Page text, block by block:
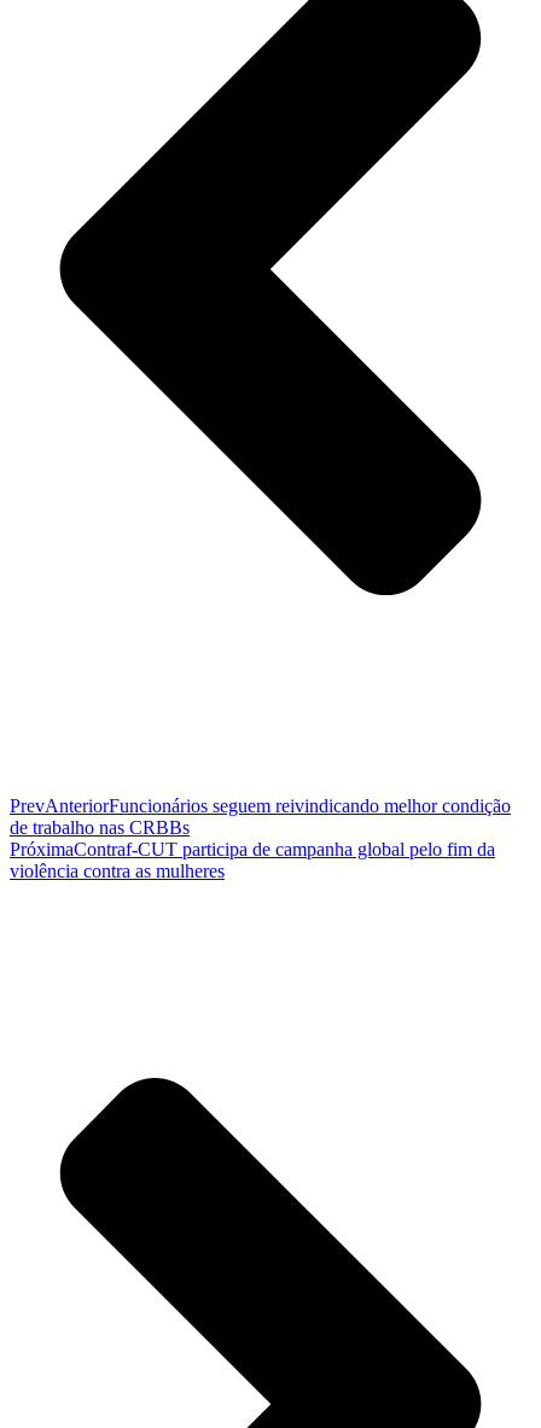
PrevAnteriorFuncionários seguem reivindicando melhor condição
de trabalho nas CRBBs
PróximaContraf-CUT participa de campanha global pelo fim da
violência contra as mulheres